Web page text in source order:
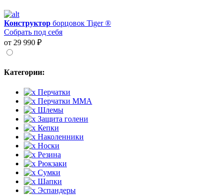
Конструктор борцовок Tiger ®
Собрать под себя
от 29 990 ₽
Категории:
Перчатки
Перчатки MMA
Шлемы
Защита голени
Кепки
Наколенники
Носки
Резина
Рюкзаки
Сумки
Шапки
Эспандеры